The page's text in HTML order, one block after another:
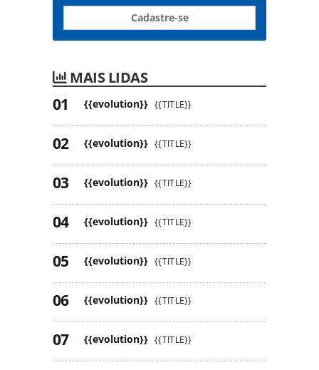
Cadastre-se
MAIS LIDAS
{{evolution}} {{TITLE}}
{{evolution}} {{TITLE}}
{{evolution}} {{TITLE}}
{{evolution}} {{TITLE}}
{{evolution}} {{TITLE}}
{{evolution}} {{TITLE}}
{{evolution}} {{TITLE}}